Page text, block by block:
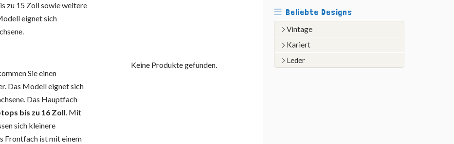
zu 15 Zoll sowie weitere
eignet sich
Sie einen
Das Modell eignet sich
Das Hauptfach
bis zu 16 Zoll. Mit
sich kleinere
Frontfach ist mit einem
Keine Produkte gefunden.
Beliebte Designs
Vintage
Kariert
Leder